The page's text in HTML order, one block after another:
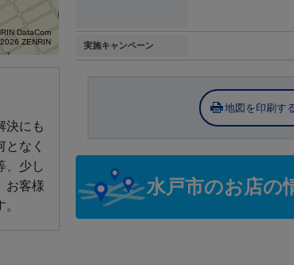
DataCom
ZENRIN
決にも
なく
、少し
お客様
実施キャンペーン
地図を印刷す
水戸市のお店の